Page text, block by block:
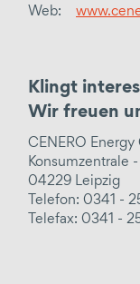
Web:
Klingt
Wir freuen
CENERO Energy
Konsumzentrale
04229 Leipzig
Telefon: 0341 -
Telefax: 0341 -